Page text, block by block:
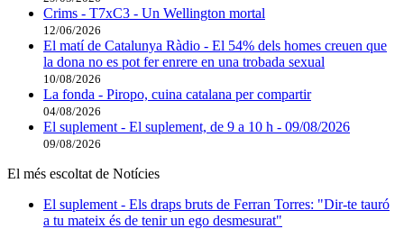
Crims - T7xC3 - Un Wellington mortal
12/06/2026
El matí de Catalunya Ràdio - El 54% dels homes creuen que
la dona no es pot fer enrere en una trobada sexual
10/08/2026
La fonda - Piropo, cuina catalana per compartir
04/08/2026
El suplement - El suplement, de 9 a 10 h - 09/08/2026
09/08/2026
El més escoltat de Notícies
El suplement - Els draps bruts de Ferran Torres: "Dir-te tauró
a tu mateix és de tenir un ego desmesurat"